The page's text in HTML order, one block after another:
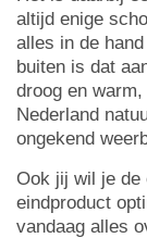
altijd enige
alles in de
buiten is dat
droog en
Nederland
ongekend
Ook jij wil je de
eindproduct
vandaag alles